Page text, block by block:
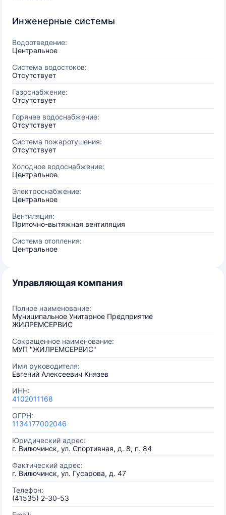
Инженерные системы
Водоотведение:
Центральное
Система водостоков:
Отсутствует
Газоснабжение:
Отсутствует
Горячее водоснабжение:
Отсутствует
Система пожаротушения:
Отсутствует
Холодное водоснабжение:
Центральное
Электроснабжение:
Центральное
Вентиляция:
Приточно-вытяжная вентиляция
Система отопления:
Центральное
Управляющая компания
Полное наименование:
Муниципальное Унитарное Предприятие
ЖИЛРЕМСЕРВИС
Сокращенное наименование:
МУП "ЖИЛРЕМСЕРВИС"
Имя руководителя:
Евгений Алексеевич Князев
ИНН:
4102011168
ОГРН:
1134177002046
Юридический адрес:
г. Вилючинск, ул. Спортивная, д. 8, п. 84
Фактический адрес:
г. Вилючинск, ул. Гусарова, д. 47
Телефон:
(41535) 2-30-53